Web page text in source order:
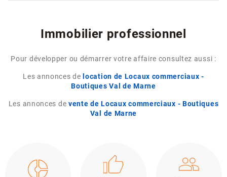
Immobilier professionnel
Pour développer ou démarrer votre affaire consultez aussi :
Les annonces de location de Locaux commerciaux -
Boutiques Val de Marne
Les annonces de vente de Locaux commerciaux - Boutiques
Val de Marne